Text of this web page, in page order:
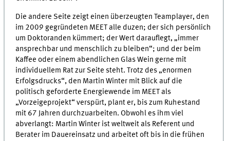
Die andere Seite zeigt einen überzeugten Teamplayer, den
im 2009 gegründeten MEET alle duzen; der sich persönlich
um Doktoranden kümmert; der Wert darauflegt, „immer
ansprechbar und menschlich zu bleiben“; und der beim
Kaffee oder einem abendlichen Glas Wein gerne mit
individuellem Rat zur Seite steht. Trotz des „enormen
Erfolgsdrucks“, den Martin Winter mit Blick auf die
politisch geforderte Energiewende im MEET als
„Vorzeigeprojekt“ verspürt, plant er, bis zum Ruhestand
mit 67 Jahren durchzuarbeiten. Obwohl es ihm viel
abverlangt: Martin Winter ist weltweit als Referent und
Berater im Dauereinsatz und arbeitet oft bis in die frühen